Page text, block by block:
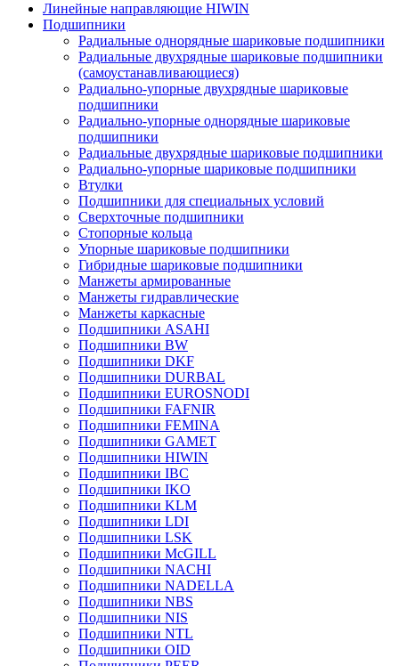
Линейные направляющие HIWIN
Подшипники
Радиальные однорядные шариковые подшипники
Радиальные двухрядные шариковые подшипники
(самоустанавливающиеся)
Радиально-упорные двухрядные шариковые
подшипники
Радиально-упорные однорядные шариковые
подшипники
Радиальные двухрядные шариковые подшипники
Радиально-упорные шариковые подшипники
Втулки
Подшипники для специальных условий
Сверхточные подшипники
Стопорные кольца
Упорные шариковые подшипники
Гибридные шариковые подшипники
Манжеты армированные
Манжеты гидравлические
Манжеты каркасные
Подшипники ASAHI
Подшипники BW
Подшипники DKF
Подшипники DURBAL
Подшипники EUROSNODI
Подшипники FAFNIR
Подшипники FEMINA
Подшипники GAMET
Подшипники HIWIN
Подшипники IBC
Подшипники IKO
Подшипники KLM
Подшипники LDI
Подшипники LSK
Подшипники McGILL
Подшипники NACHI
Подшипники NADELLA
Подшипники NBS
Подшипники NIS
Подшипники NTL
Подшипники OID